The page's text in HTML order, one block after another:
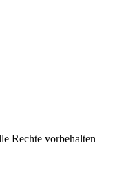
Rechte vorbehalten